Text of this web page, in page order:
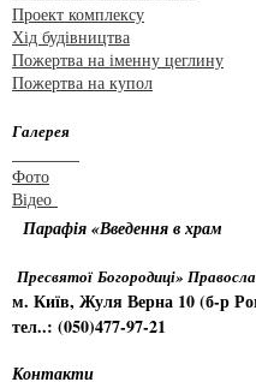
Проект комплексу
Хід будівництва
Пожертва на іменну цеглину
Пожертва на купол
Галерея
Фото
Відео
Парафія «Введення в храм
Пресвятої Богородиці»
м. Київ, Жуля Верна 10 (б-р
тел..: (050)477-97-21
Контакти